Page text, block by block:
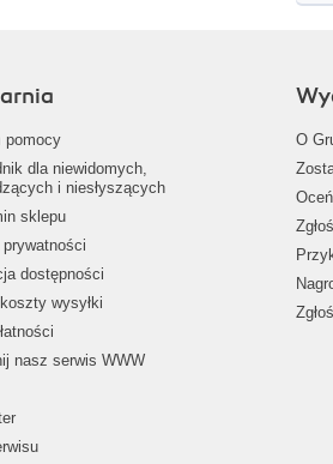
pomocy
dla niewidomych,
i niesłyszących
sklepu
dostępności
wysyłki
nasz serwis WWW
O